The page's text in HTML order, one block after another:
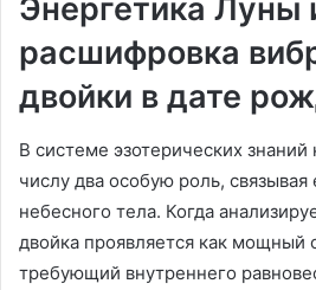
Энергетика Луны
расшифровка
двойки в дате
В системе эзотерических
числу два особую роль,
небесного тела. Когда
двойка проявляется как мощный
требующий внутреннего